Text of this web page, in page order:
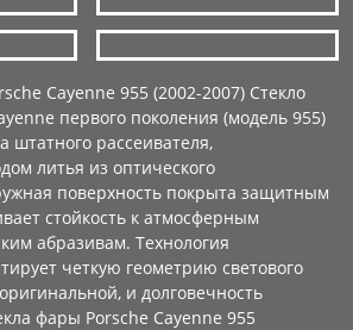
Cayenne 955 (2002-2007) Стекло
первого поколения (модель 955)
штатного рассеивателя,
литья из оптического
поверхность покрыта защитным
стойкость к атмосферным
абразивам. Технология
четкую геометрию светового
и долговечность
фары Porsche Cayenne 955